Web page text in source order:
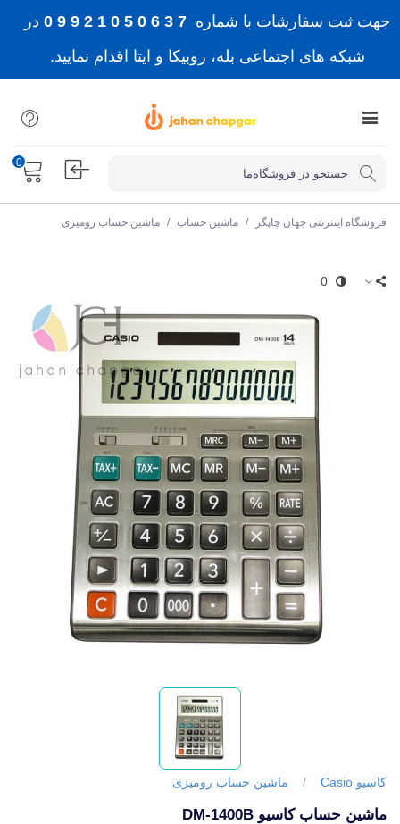
جهت ثبت سفارشات با شماره 7 3 6 0 5 0 1 2 9 9 0
در
شبکه های اجتماعی بله، روبیکا و ایتا اقدام نمایید.
0
فروشگاه اینترنتی جهان چاپگر / ماشین حساب / ماشین حساب رومیزی
0
کاسیو Casio / ماشین حساب رومیزی
ماشین حساب کاسیو DM-1400B